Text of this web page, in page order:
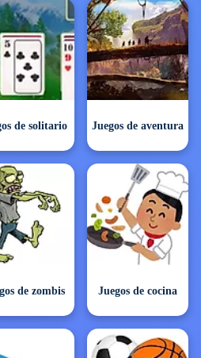
de solitario Juegos de aventura
de zombis Juegos de cocina